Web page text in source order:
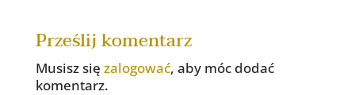
Prześlij komentarz
Musisz się zalogować, aby móc dodać
komentarz.